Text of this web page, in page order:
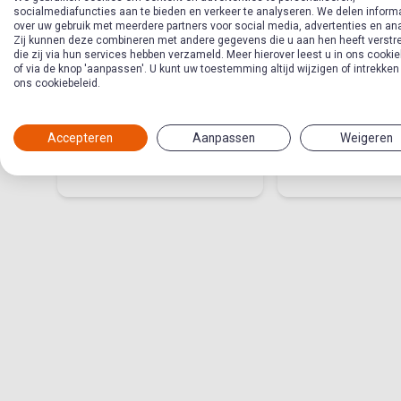
Micha de profeet
Thema in Kinderwerkmethode
Messias -
Anna
Thema in Op Reis
socialmediafuncties aan te bieden en verkeer te analyseren. We delen
over uw gebruik met meerdere partners voor social media, advertenties en
Zij kunnen deze combineren met andere gegevens die u aan hen heeft
die zij via hun services hebben verzameld. Meer hierover leest u in ons
of via de knop 'aanpassen'. U kunt uw toestemming altijd wijzigen of intrekken
ons cookiebeleid.
Accepteren Aanpassen Weigeren